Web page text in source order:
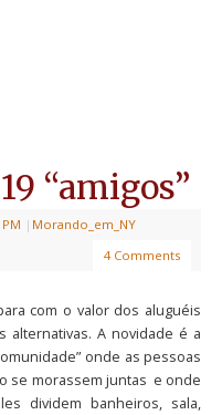
“amigos”
| Morando_em_NY
4 Comments
com o valor dos aluguéis
alternativas. A novidade é a
onde as pessoas
se morassem juntas e onde
dividem banheiros, sala,